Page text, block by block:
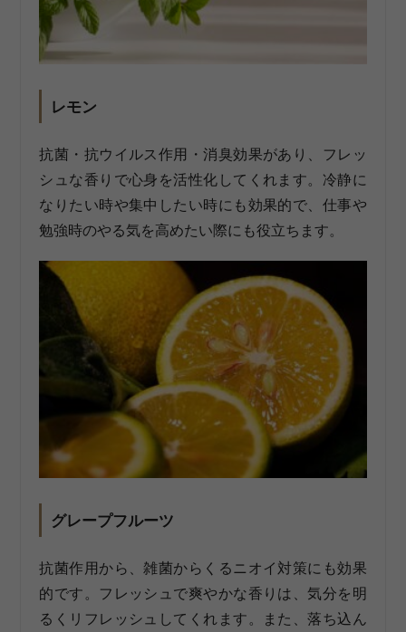
レモン
抗菌・抗ウイルス作用・消臭効果があり、フレッ
シュな香りで心身を活性化してくれます。冷静に
なりたい時や集中したい時にも効果的で、仕事や
勉強時のやる気を高めたい際にも役立ちます。
グレープフルーツ
抗菌作用から、雑菌からくるニオイ対策にも効果
的です。フレッシュで爽やかな香りは、気分を明
るくリフレッシュしてくれます。また、落ち込ん